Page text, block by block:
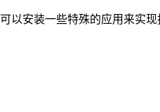
以安装一些特殊的应用来实